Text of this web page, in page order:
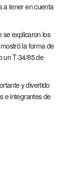
a tener en cuenta
se explicaron los
la forma de
un T-34/85 de
y divertido
e integrantes de